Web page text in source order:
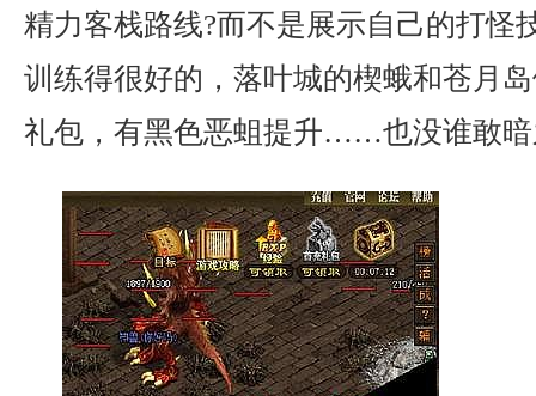
精力客栈路线?而不是展示自己的打怪
训练得很好的，落叶城的楔蛾和苍月
礼包，有黑色恶蛆提升……也没谁敢暗